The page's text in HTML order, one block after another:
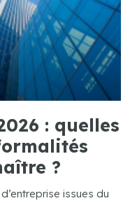
: quelles
?
issues du